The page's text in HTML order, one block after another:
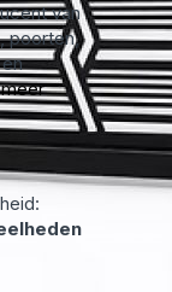
van
poorten,
meer